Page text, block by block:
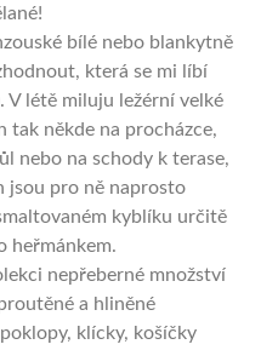
bílé nebo blankytně
která se mi líbí
V létě miluju ležérní velké
někde na procházce,
nebo na schody k terase,
jsou pro ně naprosto
kyblíku určitě
heřmánkem.
nepřeberné množství
a hliněné
klícky, košíčky